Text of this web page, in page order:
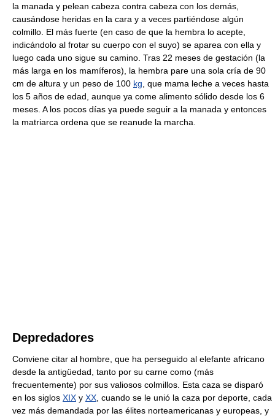
la manada y pelean cabeza contra cabeza con los demás,
causándose heridas en la cara y a veces partiéndose algún
colmillo. El más fuerte (en caso de que la hembra lo acepte,
indicándolo al frotar su cuerpo con el suyo) se aparea con ella y
luego cada uno sigue su camino. Tras 22 meses de gestación (la
más larga en los mamíferos), la hembra pare una sola cría de 90
cm de altura y un peso de 100 kg , que mama leche a veces hasta
los 5 años de edad, aunque ya come alimento sólido desde los 6
meses. A los pocos días ya puede seguir a la manada y entonces
la matriarca ordena que se reanude la marcha.
Depredadores
Conviene citar al hombre, que ha perseguido al elefante africano
desde la antigüedad, tanto por su carne como (más
frecuentemente) por sus valiosos colmillos. Esta caza se disparó
en los siglos XIX y XX , cuando se le unió la caza por deporte, cada
vez más demandada por las élites norteamericanas y europeas, y